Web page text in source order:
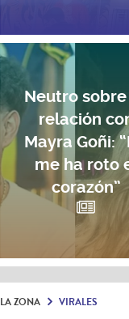
Neutro sobre
relación
Mayra Goñi:
me ha roto
corazón”
LA ZONA VIRALES